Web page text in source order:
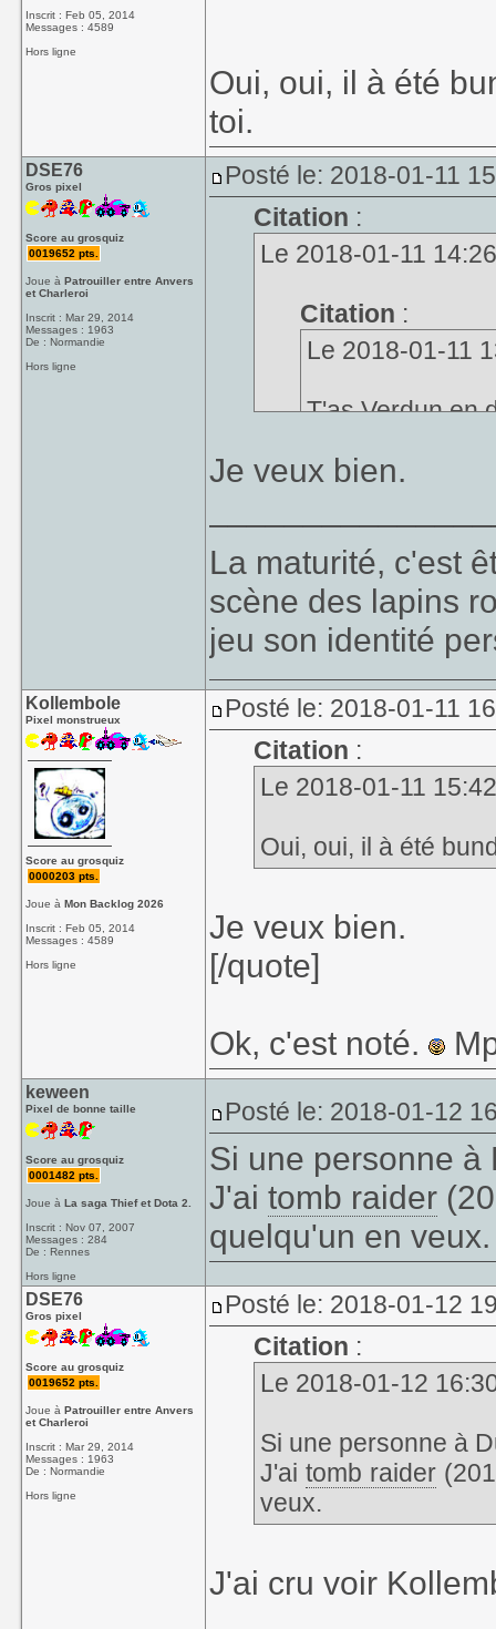
Inscrit : Feb 05, 2014
Messages : 4589
Hors ligne
Oui, oui, il à été
toi.
DSE76
Gros pixel
Score au grosquiz
0019652 pts.
Joue àPatrouiller entre Anvers
et Charleroi
Inscrit : Mar 29, 2014
Messages : 1963
De : Normandie
Hors ligne
Posté le: 2018-01-11
Citation :
Le 2018-01-11
Citation :
Le 2018-01-11
T'as Verdun en
Oui, oui, il à été
Je veux bien.
La maturité, c'est
scène des lapins
jeu son identité
Kollembole
Pixel monstrueux
Score au grosquiz
0000203 pts.
Joue àMon Backlog 2026
Inscrit : Feb 05, 2014
Messages : 4589
Hors ligne
Posté le: 2018-01-11
Citation :
Le 2018-01-11
Oui, oui, il à été
Je veux bien.
[/quote]
Ok, c'est noté.
keween
Pixel de bonne taille
Score au grosquiz
0001482 pts.
Joue àLa saga Thief et Dota 2.
Inscrit : Nov 07, 2007
Messages : 284
De : Rennes
Hors ligne
Posté le: 2018-01-12
Si une personne à
J'aitomb raider
quelqu'un en veux.
DSE76
Gros pixel
Score au grosquiz
0019652 pts.
Joue àPatrouiller entre Anvers
et Charleroi
Inscrit : Mar 29, 2014
Messages : 1963
De : Normandie
Hors ligne
Posté le: 2018-01-12
Citation :
Le 2018-01-12
Si une personne à
J'aitomb raider
veux.
J'ai cru voir